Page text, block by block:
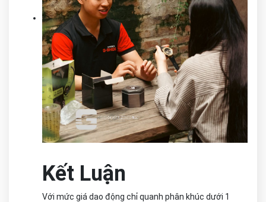
Kết Luận
Với mức giá dao động chỉ quanh phân khúc dưới 1